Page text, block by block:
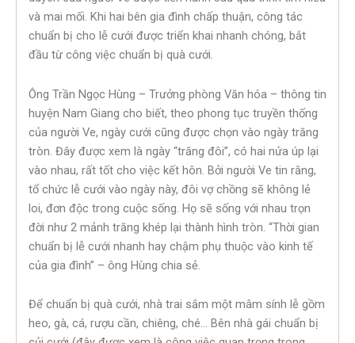
và mai mối. Khi hai bên gia đình chấp thuận, công tác
chuẩn bị cho lễ cưới được triển khai nhanh chóng, bắt
đầu từ công việc chuẩn bị quà cưới.
Ông Trần Ngọc Hùng – Trưởng phòng Văn hóa – thông tin
huyện Nam Giang cho biết, theo phong tục truyền thống
của người Ve, ngày cưới cũng được chọn vào ngày trăng
tròn. Đây được xem là ngày “trăng đôi”, có hai nửa úp lại
vào nhau, rất tốt cho việc kết hôn. Bởi người Ve tin rằng,
tổ chức lễ cưới vào ngày này, đôi vợ chồng sẽ không lẻ
loi, đơn độc trong cuộc sống. Họ sẽ sống với nhau trọn
đời như 2 mảnh trăng khép lại thành hình tròn. “Thời gian
chuẩn bị lễ cưới nhanh hay chậm phụ thuộc vào kinh tế
của gia đình” – ông Hùng chia sẻ.
Để chuẩn bị quà cưới, nhà trai sắm một mâm sính lễ gồm
heo, gà, cá, rượu cần, chiêng, ché… Bên nhà gái chuẩn bị